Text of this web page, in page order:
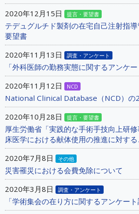
2020年12月15日
提言・要望書
テデュグルチド製剤の在宅自己注射指
要望書
2020年11月13日
調査・アンケート
「外科医師の勤務実態に関するアンケ
2020年11月12日
NCD
National Clinical Database（NCD）の
2020年10月28日
提言・要望書
厚生労働省「実践的な手術手技向上研
床医学における献体使用の推進に対す
2020年7月8日
その他
災害罹災における会費免除について
2020年3月8日
調査・アンケート
「学術集会の在り方に関するアンケー